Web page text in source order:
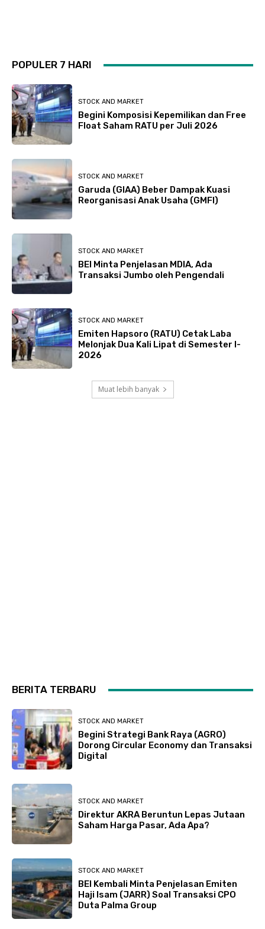
POPULER 7 HARI
STOCK AND MARKET
Begini Komposisi Kepemilikan dan Free
Float Saham RATU per Juli 2026
STOCK AND MARKET
Garuda (GIAA) Beber Dampak Kuasi
Reorganisasi Anak Usaha (GMFI)
STOCK AND MARKET
BEI Minta Penjelasan MDIA, Ada
Transaksi Jumbo oleh Pengendali
STOCK AND MARKET
Emiten Hapsoro (RATU) Cetak Laba
Melonjak Dua Kali Lipat di Semester I-
2026
Muat lebih banyak
BERITA TERBARU
STOCK AND MARKET
Begini Strategi Bank Raya (AGRO)
Dorong Circular Economy dan Transaksi
Digital
STOCK AND MARKET
Direktur AKRA Beruntun Lepas Jutaan
Saham Harga Pasar, Ada Apa?
STOCK AND MARKET
BEI Kembali Minta Penjelasan Emiten
Haji Isam (JARR) Soal Transaksi CPO
Duta Palma Group